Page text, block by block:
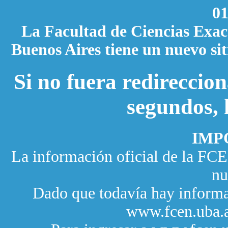
La Facultad de Ciencias
Buenos Aires tiene un nuevo
Si no fuera
La información oficial de la
Dado que todavía hay